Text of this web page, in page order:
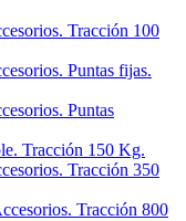
Tracción 100
Puntas fijas.
Puntas
Tracción 150 Kg.
Tracción 350
Tracción 800